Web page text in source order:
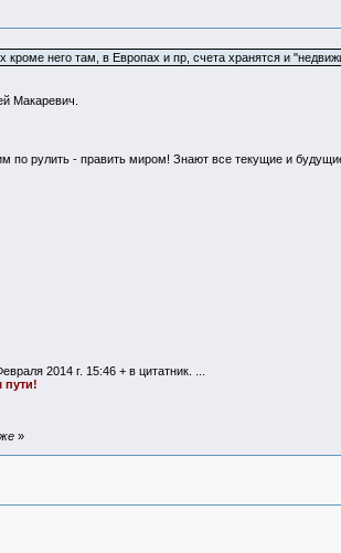
него там, в Европах и пр, счета хранятся и
Макаревич.
по рулить - править миром! Знают все текущие и
2014 г. 15:46 + в цитатник. ...
пути!
»